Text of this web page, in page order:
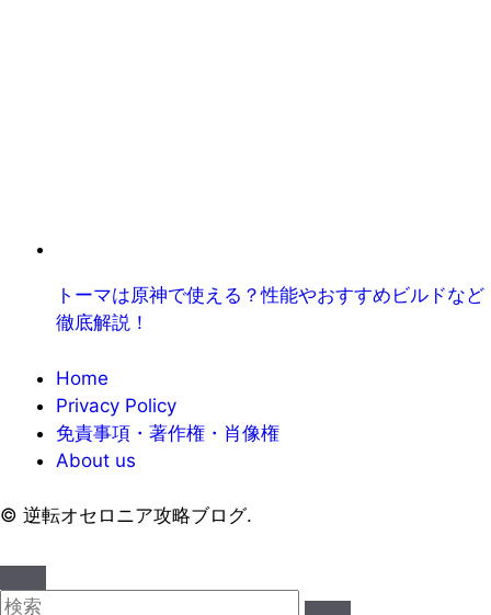
トーマは原神で使える？性能やおすすめビルドなど
徹底解説！
Home
Privacy Policy
免責事項・著作権・肖像権
About us
© 逆転オセロニア攻略ブログ.